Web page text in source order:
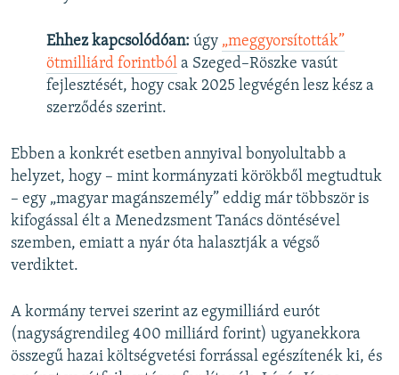
Ehhez kapcsolódóan: úgy „meggyorsították”
ötmilliárd forintból a Szeged–Röszke vasút
fejlesztését, hogy csak 2025 legvégén lesz kész a
szerződés szerint.
Ebben a konkrét esetben annyival bonyolultabb a
helyzet, hogy – mint kormányzati körökből megtudtuk
– egy „magyar magánszemély” eddig már többször is
kifogással élt a Menedzsment Tanács döntésével
szemben, emiatt a nyár óta halasztják a végső
verdiktet.
A kormány tervei szerint az egymilliárd eurót
(nagyságrendileg 400 milliárd forint) ugyanekkora
összegű hazai költségvetési forrással egészítenék ki, és